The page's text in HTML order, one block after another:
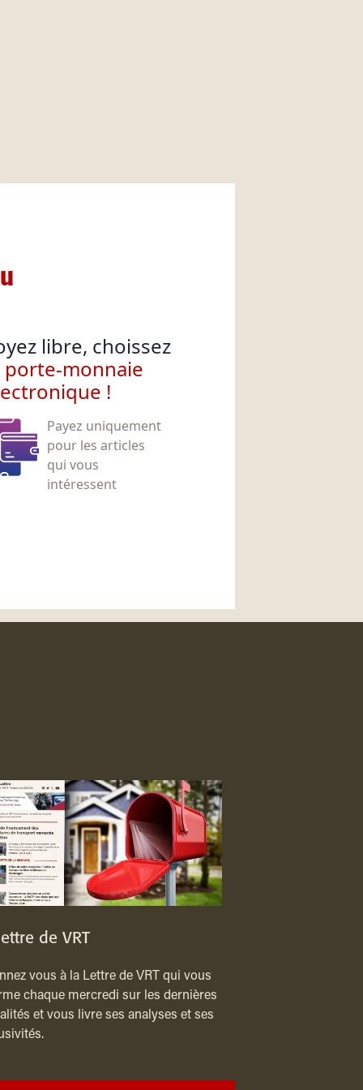
libre, choissez
porte-monnaie
!
Payez uniquement
pour les articles
qui vous
intéressent
de VRT
vous à la Lettre de VRT qui vous
chaque mercredi sur les dernières
et vous livre ses analyses et ses